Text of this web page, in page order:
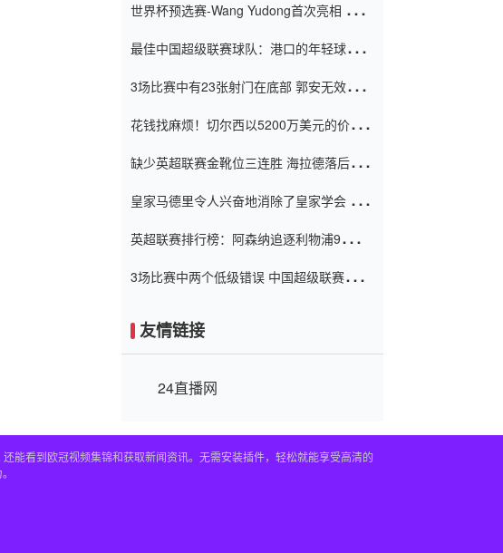
世界杯预选赛-Wang Yudong首次亮相 中国
最佳中国超级联赛球队：港口的年轻球员在
（Taishan）
3场比赛中有23张射门在底部 郭安无效传球
花钱找麻烦！切尔西以5200万美元的价格
窗口
缺少英超联赛金靴位三连胜 海拉德落后6球
皇家马德里令人兴奋地消除了皇家学会 安
英超联赛排行榜：阿森纳追逐利物浦9分 曼
3场比赛中两个低级错误 中国超级联赛的前
友情链接
24直播网
能看到欧冠视频集锦和获取新闻资讯。无需安装插件，轻松就能享受高清的